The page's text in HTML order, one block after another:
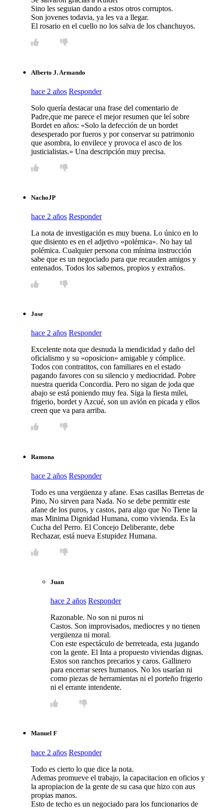
Sino les seguian dando a estos otros corruptos.
Son jovenes todavia, ya les va a llegar.
El rosario en el cuello no los salva de los chanchuyos.
Alberto J. Armando
hace 2 años Responder
Solo quería destacar una frase del comentario de
Padre,que me parece el mejor resumen que leí sobre
Bordet en años: «Solo la defección de un bordet
desesperado por fueros y por conservar su patrimonio
que asombra, lo envilece y provoca el asco de los
justicialistas.» Una descripción muy precisa.
NachoJP
hace 2 años Responder
La nota de investigación es muy buena. Lo único en lo
que disiento es en el adjetivo «polémica». No hay tal
polémica. Cualquier persona con mínima instrucción
sabe que es un negociado para que recauden amigos y
entenados. Todos los sabemos, propios y extraños.
Jose
hace 2 años Responder
Excelente nota que desnuda la mendicidad y daño del
oficialismo y su «oposicion» amigable y cómplice.
Todos con contratitos, con familiares en el estado
pagando favores con su silencio y mediocridad. Pobre
nuestra querida Concordia. Pero no sigan de joda que
abajo se está poniendo muy fea. Siga la fiesta milei,
frigerio, bordet y Azcué, son un avión en picada y ellos
creen que va para arriba.
Ramona
hace 2 años Responder
Todo es una vergüenza y afane. Esas casillas Berretas de
Pino, No sirven para Nada. No se debe permitir este
afane de los puros, y castos, para algo que No Tiene la
mas Minima Dignidad Humana, como vivienda. Es la
Cucha del Perro. El Concejo Deliberante, debe
Rechazar, está nueva Estupidez Humana.
Juan
hace 2 años Responder
Razonable. No son ni puros ni
Castos. Son improvisados, mediocres y no tienen
vergüenza ni moral.
Con este espectáculo de berreteada, esta jugando
con la gente. El Inta a propuesto viviendas dignas.
Estos son ranchos precarios y caros. Gallinero
para encerrar seres humanos. No los usarían ni
como piezas de herramientas ni el porteño frigerio
ni el errante intendente.
Manuel F
hace 2 años Responder
Todo es cierto lo que dice la nota.
Ademas promueve el trabajo, la capacitacion en oficios y
la apropiacion de la gente de su casa que hizo con aus
propias manos.
Esto de techo es un negociado para los funcionarios de